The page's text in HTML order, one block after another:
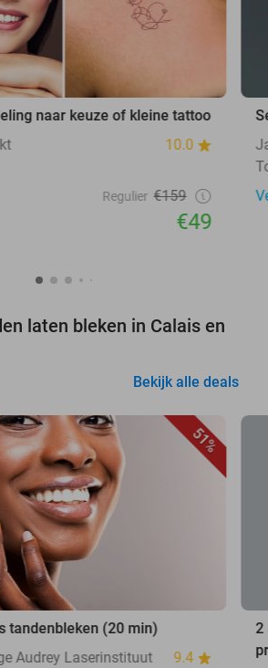
naar keuze of kleine tattoo
10.0
Regulier €159
€49
laten bleken in Calais en
Bekijk alle deals
51%
tandenbleken (20 min)
Audrey Laserinstituut
9.4
2